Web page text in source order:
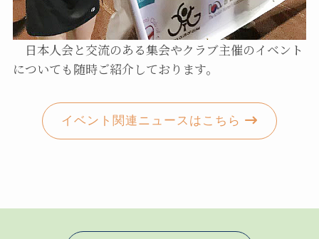
日本人会と交流のある集会やクラブ主催のイベント
についても随時ご紹介しております。
イベント関連ニュースはこちら